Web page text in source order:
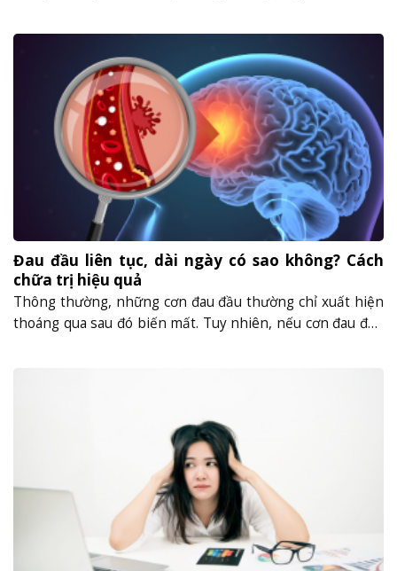
những bệnh nhân may mắn đã gặp được bài thuốc quý từ
Thái Y Triều Nguyễn vào thoát khỏi căn bệnh tiền......
Đau đầu liên tục, dài ngày có sao không? Cách
chữa trị hiệu quả
Thông thường, những cơn đau đầu thường chỉ xuất hiện
thoáng qua sau đó biến mất. Tuy nhiên, nếu cơn đau đầu